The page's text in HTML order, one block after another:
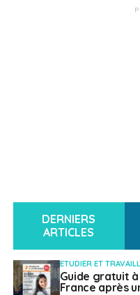
DERNIERS
ARTICLES
ETUDIER ET
Guide gratuit
France après